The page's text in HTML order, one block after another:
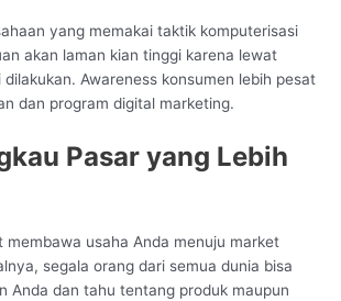
yang memakai taktik komputerisasi
akan laman kian tinggi karena lewat
Awareness konsumen lebih pesat
dan program digital marketing.
Pasar yang Lebih
membawa usaha Anda menuju market
segala orang dari semua dunia bisa
Anda dan tahu tentang produk maupun